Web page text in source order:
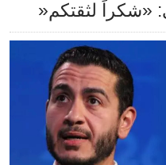
«شكراً لثقتكم«